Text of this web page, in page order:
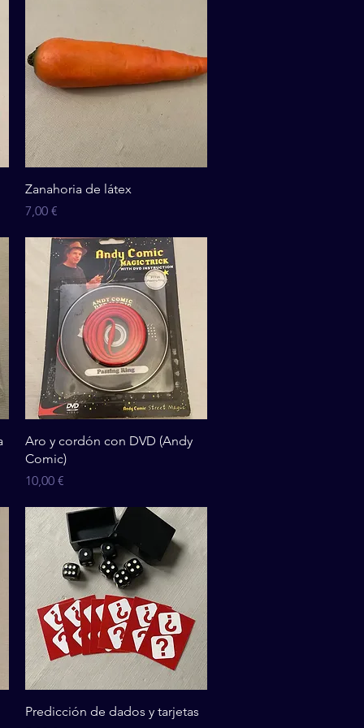
Vista rápida
Zanahoria de látex
Precio
7,00 €
Vista rápida
Aro y cordón con DVD (Andy
Comic)
Precio
10,00 €
Vista rápida
Predicción de dados y tarjetas